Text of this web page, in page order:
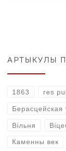
АРТЫКУЛЫ
1863 res
Берасцейская
Вільня
Каменны век